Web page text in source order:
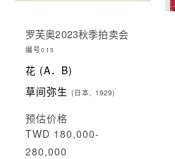
罗芙奥2023秋季拍卖会
编号015
花 (A．B)
草间弥生 (日本, 1929)
预估价格
TWD 180,000-
280,000